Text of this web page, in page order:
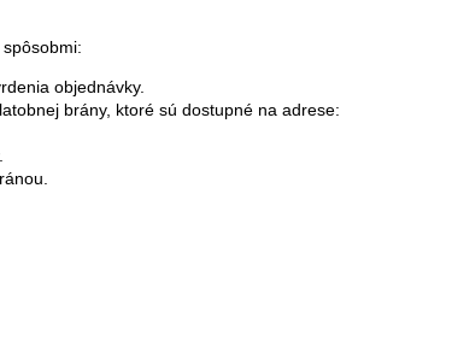
objednávky.
brány, ktoré sú dostupné na adrese: